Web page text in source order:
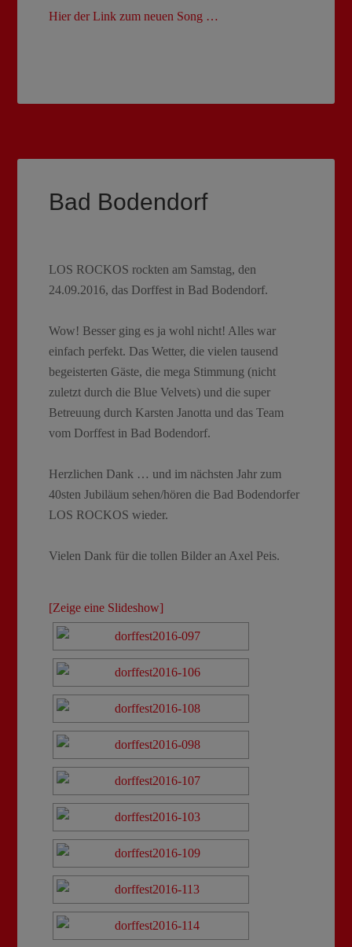
Hier der Link zum neuen Song …
Bad Bodendorf
LOS ROCKOS rockten am Samstag, den
24.09.2016, das Dorffest in Bad Bodendorf.
Wow! Besser ging es ja wohl nicht! Alles war
einfach perfekt. Das Wetter, die vielen tausend
begeisterten Gäste, die mega Stimmung (nicht
zuletzt durch die Blue Velvets) und die super
Betreuung durch Karsten Janotta und das Team
vom Dorffest in Bad Bodendorf.
Herzlichen Dank … und im nächsten Jahr zum
40sten Jubiläum sehen/hören die Bad Bodendorfer
LOS ROCKOS wieder.
Vielen Dank für die tollen Bilder an Axel Peis.
[Zeige eine Slideshow]